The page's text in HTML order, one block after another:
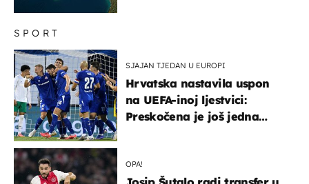
SPORT
SJAJAN TJEDAN U EUROPI
Hrvatska nastavila uspon
na UEFA-inoj ljestvici:
Preskočena je još jedna
OPA!